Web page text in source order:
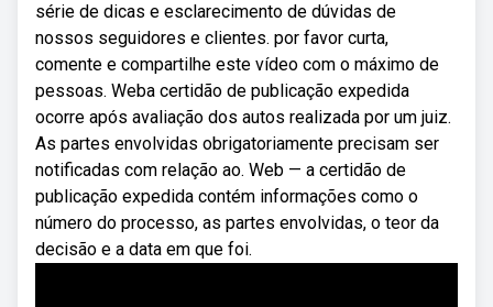
série de dicas e esclarecimento de dúvidas de
nossos seguidores e clientes. por favor curta,
comente e compartilhe este vídeo com o máximo de
pessoas. Weba certidão de publicação expedida
ocorre após avaliação dos autos realizada por um juiz.
As partes envolvidas obrigatoriamente precisam ser
notificadas com relação ao. Web — a certidão de
publicação expedida contém informações como o
número do processo, as partes envolvidas, o teor da
decisão e a data em que foi.